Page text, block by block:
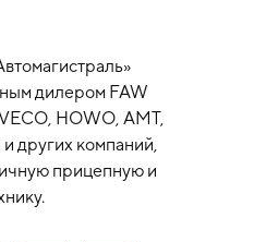
дилером FAW
HOWO, AMT,
других компаний,
прицепную и